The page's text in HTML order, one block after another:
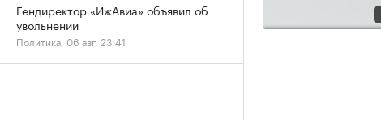
Гендиректор «ИжАвиа» объявил об
увольнении
Политика, 06 авг, 23:41